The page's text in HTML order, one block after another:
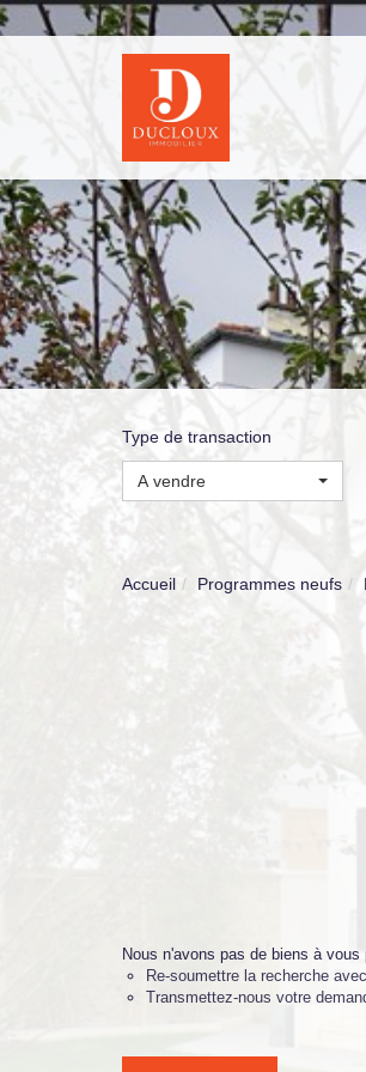
Type de transaction
A vendre
Accueil Programmes neufs
Nous n'avons pas de biens à
Re-soumettre la recherche
Transmettez-nous votre